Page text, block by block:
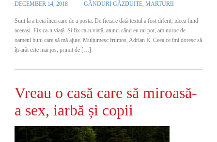
DECEMBER 14, 2018 GÂNDURI GĂZDUITE, MARTURII
Sunt la a treia încercare de a posta. De fiecare dată textul a fost diferit, ideea fiind
aceeași. Fix ca-n viață. Și fix ca-n viață, atunci când eu nu pot, am noroc de
oameni buni care să mă ajute. Mulțumesc frumos, Adrian R. Ceea ce îmi doresc să
îți arăt este mai jos, primit de […]
Vreau o casă care să miroasă-
a sex, iarbă și copii